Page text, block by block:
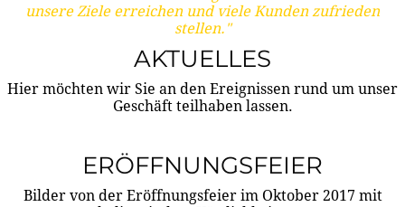
unsere Ziele erreichen und viele Kunden zufrieden
stellen."
AKTUELLES
Hier möchten wir Sie an den Ereignissen rund um unser
Geschäft teilhaben lassen.
ERÖFFNUNGSFEIER
Bilder von der Eröffnungsfeier im Oktober 2017 mit